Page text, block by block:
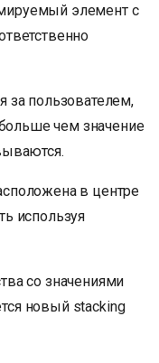
элемент с
за пользователем,
чем значение
в центре
используя
со значениями
новый stacking